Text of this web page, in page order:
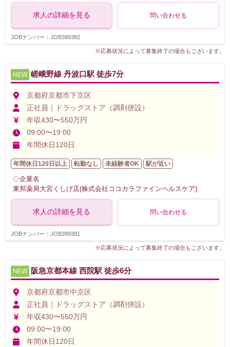
求人の詳細を見る 問い合わせる
JOBナンバー：JOB399382
※応募状況によって募集終了の場合もございます。
NEW 嵯峨野線 丹波口駅 徒歩7分
京都府京都市下京区
正社員｜ドラッグストア（調剤併設）
年収430〜550万円
09:00〜19:00
年間休日120日
年間休日120日以上 転勤なし 未経験者OK 駅が近い
◇企業名
東邦薬局大宮くしげ店(株式会社ココカラファインヘルスケア)
求人の詳細を見る 問い合わせる
JOBナンバー：JOB399381
※応募状況によって募集終了の場合もございます。
NEW 阪急京都本線 西院駅 徒歩6分
京都府京都市中京区
正社員｜ドラッグストア（調剤併設）
年収430〜550万円
09:00〜19:00
年間休日120日